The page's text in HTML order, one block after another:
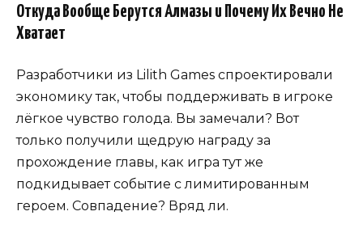
Откуда Вообще Берутся Алмазы и Почему Их Вечно Не
Хватает
Разработчики из Lilith Games спроектировали
экономику так, чтобы поддерживать в игроке
лёгкое чувство голода. Вы замечали? Вот
только получили щедрую награду за
прохождение главы, как игра тут же
подкидывает событие с лимитированным
героем. Совпадение? Вряд ли.